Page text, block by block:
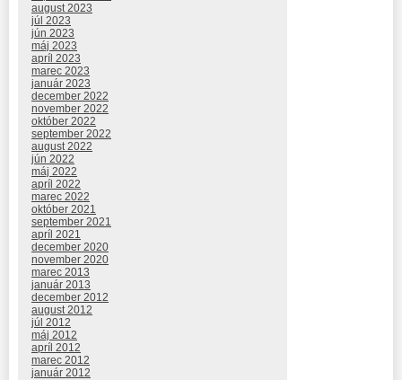
august 2023
júl 2023
jún 2023
máj 2023
apríl 2023
marec 2023
január 2023
december 2022
november 2022
október 2022
september 2022
august 2022
jún 2022
máj 2022
apríl 2022
marec 2022
október 2021
september 2021
apríl 2021
december 2020
november 2020
marec 2013
január 2013
december 2012
august 2012
júl 2012
máj 2012
apríl 2012
marec 2012
január 2012